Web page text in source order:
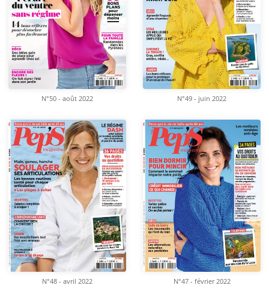
N°50 - août 2022 N°49 - juin 2022
N°48 - avril 2022 N°47 - février 2022